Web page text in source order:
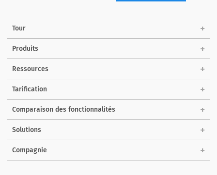
Tour
Produits
Ressources
Tarification
Comparaison des fonctionnalités
Solutions
Compagnie